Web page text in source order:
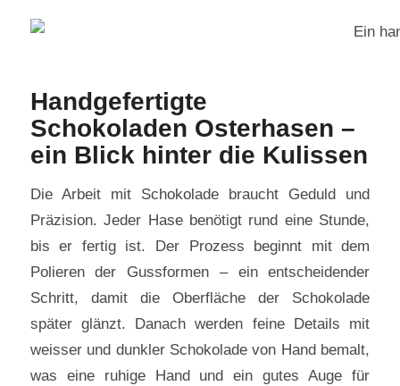
Handgefertigte
Schokoladen Osterhasen –
ein Blick hinter die Kulissen
Die Arbeit mit Schokolade braucht Geduld und
Präzision. Jeder Hase benötigt rund eine Stunde,
bis er fertig ist. Der Prozess beginnt mit dem
Polieren der Gussformen – ein entscheidender
Schritt, damit die Oberfläche der Schokolade
später glänzt. Danach werden feine Details mit
weisser und dunkler Schokolade von Hand bemalt,
was eine ruhige Hand und ein gutes Auge für